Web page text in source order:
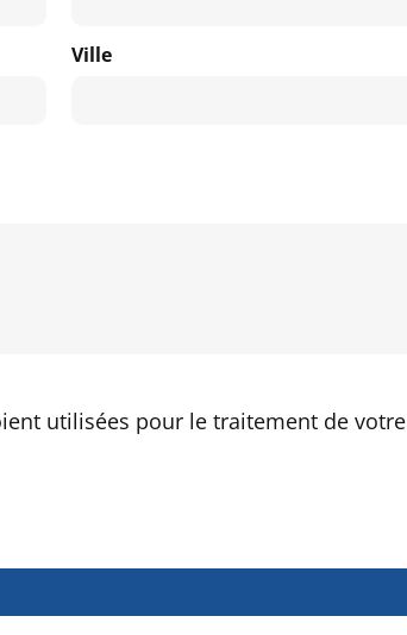
Ville
utilisées pour le traitement de votre